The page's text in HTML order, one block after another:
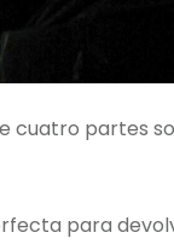
cuatro partes
para